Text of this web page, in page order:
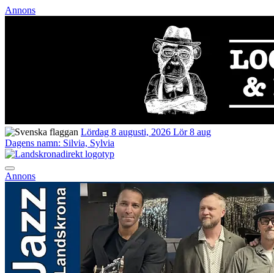
Annons
Lördag 8 augusti, 2026 Lör 8 aug
Dagens namn: Silvia, Sylvia
Annons